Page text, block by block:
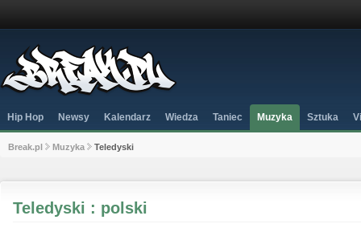
Hip Hop Newsy Kalendarz Wiedza Taniec Muzyka Sztuka
Break.pl Muzyka Teledyski
Teledyski : polski